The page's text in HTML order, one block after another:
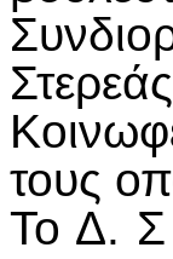
τους
Το Δ. Σ